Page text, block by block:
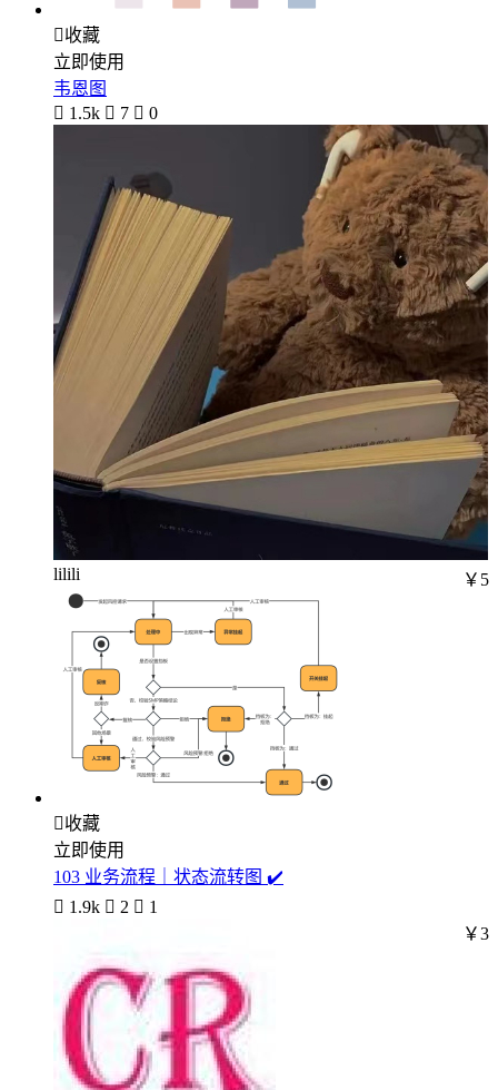
收藏
立即使用
韦恩图
 1.5k  7  0
lilili ￥5
收藏
立即使用
103 业务流程｜状态流转图 ✔️
 1.9k  2  1
￥3